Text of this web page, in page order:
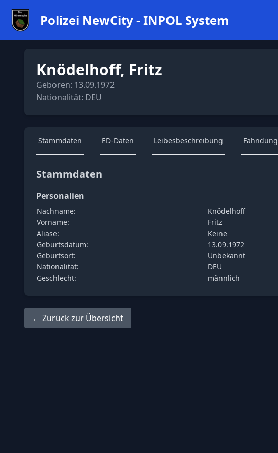
Polizei NewCity - INPOL System
Knödelhoff, Fritz
Geboren: 13.09.1972
Nationalität: DEU
Stammdaten ED-Daten Leibesbeschreibung Fahndung
Stammdaten
Personalien
Nachname:
Knödelhoff
Vorname:
Fritz
Aliase:
Keine
Geburtsdatum:
13.09.1972
Geburtsort:
Unbekannt
Nationalität:
DEU
Geschlecht:
männlich
← Zurück zur Übersicht